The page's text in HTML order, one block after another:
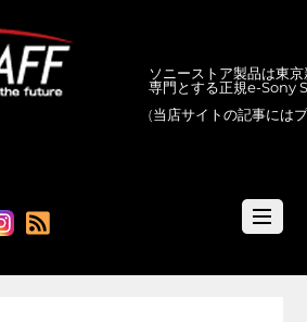
ソニーストア製品は東
専門とする正規e-Sony
(当店サイトの記事には